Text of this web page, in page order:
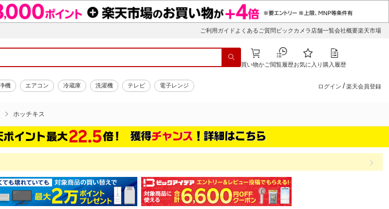
ご利用ガイド よくあるご質問 ビックカメラ店舗一覧会社概要楽天市場
買い物かご閲覧履歴お気に入り 購入履歴
機 エアコン 冷蔵庫 洗濯機 テレビ 電子レンジ ログイン / 楽天会員登録
ホッチキス